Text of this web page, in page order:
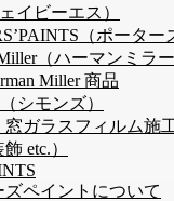
イビーエス）
（ポータ
（ハーマンミラー
Miller 商品
シモンズ）
ガラスフィルム施
etc.）
ズペイントについて